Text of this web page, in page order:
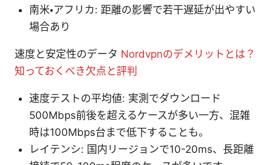
南米・アフリカ: 距離の影響で若干遅延が出やすい
場合あり
速度と安定性のデータ Nordvpnのデメリットとは？
知っておくべき欠点と評判
速度テストの平均値: 実測でダウンロード
500Mbps前後を超えるケースが多い一方、混雑
時は100Mbps台まで低下することも。
レイテンシ: 国内リージョンで10-20ms、長距離